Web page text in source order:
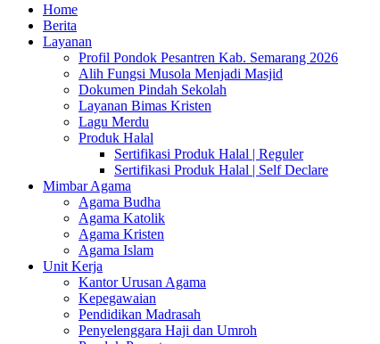
Home
Berita
Layanan
Profil Pondok Pesantren Kab. Semarang 2026
Alih Fungsi Musola Menjadi Masjid
Dokumen Pindah Sekolah
Layanan Bimas Kristen
Lagu Merdu
Produk Halal
Sertifikasi Produk Halal | Reguler
Sertifikasi Produk Halal | Self Declare
Mimbar Agama
Agama Budha
Agama Katolik
Agama Kristen
Agama Islam
Unit Kerja
Kantor Urusan Agama
Kepegawaian
Pendidikan Madrasah
Penyelenggara Haji dan Umroh